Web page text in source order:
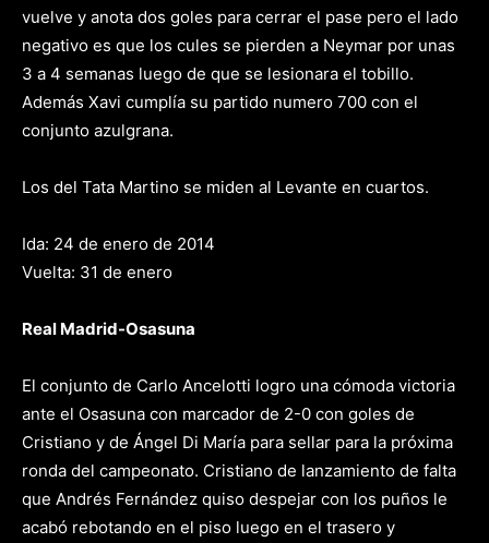
vuelve y anota dos goles para cerrar el pase pero el lado
negativo es que los cules se pierden a Neymar por unas
3 a 4 semanas luego de que se lesionara el tobillo.
Además Xavi cumplía su partido numero 700 con el
conjunto azulgrana.
Los del Tata Martino se miden al Levante en cuartos.
Ida: 24 de enero de 2014
Vuelta: 31 de enero
Real Madrid-Osasuna
El conjunto de Carlo Ancelotti logro una cómoda victoria
ante el Osasuna con marcador de 2-0 con goles de
Cristiano y de Ángel Di María para sellar para la próxima
ronda del campeonato. Cristiano de lanzamiento de falta
que Andrés Fernández quiso despejar con los puños le
acabó rebotando en el piso luego en el trasero y